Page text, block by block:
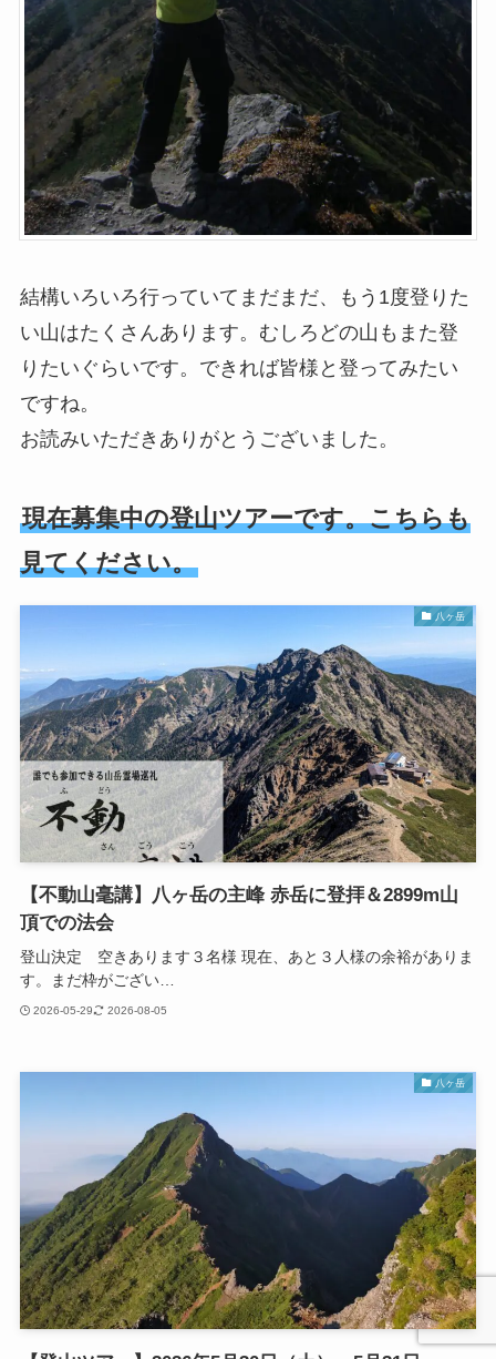
結構いろいろ行っていてまだまだ、もう1度登りた
い山はたくさんあります。むしろどの山もまた登
りたいぐらいです。できれば皆様と登ってみたい
ですね。
お読みいただきありがとうございました。
現在募集中の登山ツアーです。こちらも
見てください。
八ヶ岳
【不動山毫講】八ヶ岳の主峰 赤岳に登拝＆2899m山
頂での法会
登山決定 空きあります３名様 現在、あと３人様の余裕がありま
す。まだ枠がござい…
2026-05-29 2026-08-05
八ヶ岳